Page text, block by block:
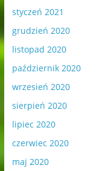
styczeń 2021
grudzień 2020
listopad 2020
październik 2020
wrzesień 2020
sierpień 2020
lipiec 2020
czerwiec 2020
maj 2020